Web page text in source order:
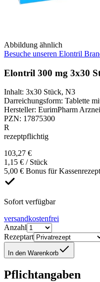
Abbildung ähnlich
Besuche unseren Elontril
Elontril 300 mg 3x30
Inhalt: 3x30 Stück, N3
Darreichungsform: Tablette
Hersteller: EurimPharm
PZN: 17875300
R
rezeptpflichtig
103,27 €
1,15 € / Stück
5,00 € Bonus für
Sofort verfügbar
versandkostenfrei
Anzahl
Rezeptart
In den Warenkorb
Pflichtangaben